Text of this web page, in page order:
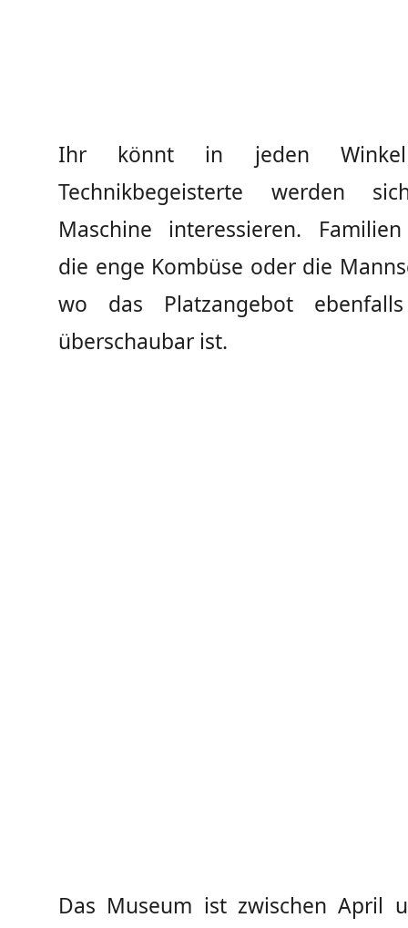
Ihr könnt in jeden Winkel
Technikbegeisterte werden
Maschine interessieren.
die enge Kombüse oder die
wo das Platzangebot
überschaubar ist.
Das Museum ist zwischen April